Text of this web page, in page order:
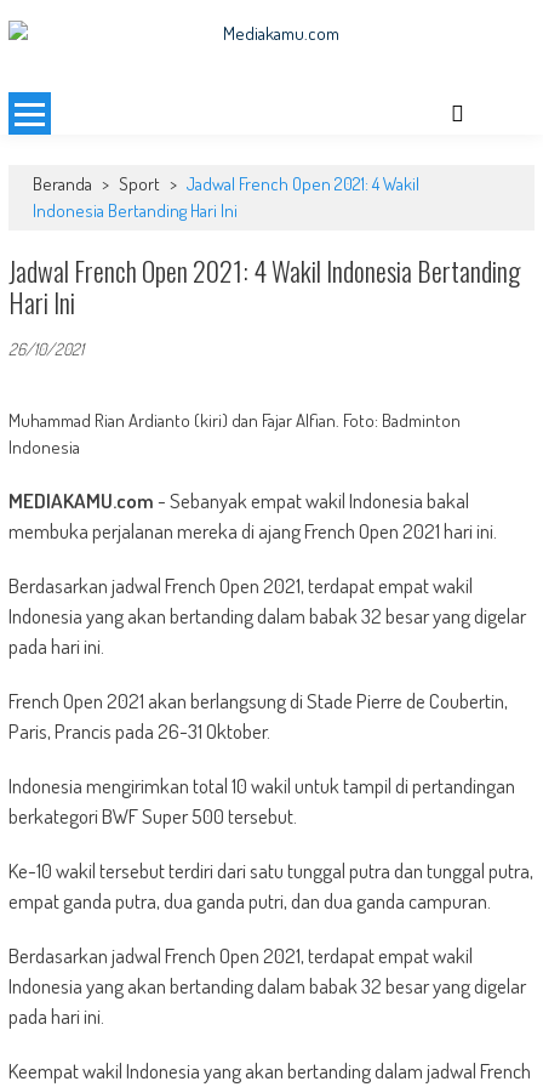
to
Beranda > Sport > Jadwal French Open 2021: 4 Wakil
Indonesia Bertanding Hari Ini
Jadwal French Open 2021: 4 Wakil Indonesia Bertanding
Hari Ini
26/10/2021
Muhammad Rian Ardianto (kiri) dan Fajar Alfian. Foto: Badminton
Indonesia
MEDIAKAMU.com-Sebanyak empat wakil Indonesia bakal
membuka perjalanan mereka di ajang French Open 2021 hari ini.
Berdasarkan jadwal French Open 2021, terdapat empat wakil
Indonesia yang akan bertanding dalam babak 32 besar yang digelar
pada hari ini.
French Open 2021 akan berlangsung di Stade Pierre de Coubertin,
Paris, Prancis pada 26-31 Oktober.
Indonesia mengirimkan total 10 wakil untuk tampil di pertandingan
berkategori BWF Super 500 tersebut.
Ke-10 wakil tersebut terdiri dari satu tunggal putra dan tunggal putra,
empat ganda putra, dua ganda putri, dan dua ganda campuran.
Berdasarkan jadwal French Open 2021, terdapat empat wakil
Indonesia yang akan bertanding dalam babak 32 besar yang digelar
pada hari ini.
Keempat wakil Indonesia yang akan bertanding dalam jadwal French